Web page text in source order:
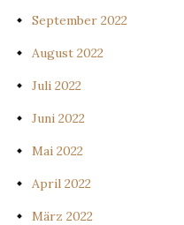
September 2022
August 2022
Juli 2022
Juni 2022
Mai 2022
April 2022
März 2022